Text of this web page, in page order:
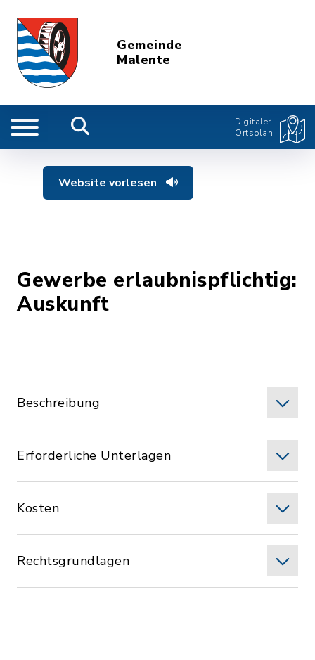
Gemeinde
Malente
Digitaler
Ortsplan
Website vorlesen
Gewerbe erlaubnispflichtig:
Auskunft
Beschreibung
Erforderliche Unterlagen
Kosten
Rechtsgrundlagen